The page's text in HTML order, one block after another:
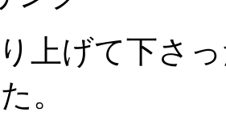
上げて下さ
。